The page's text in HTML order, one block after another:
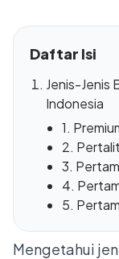
Daftar Isi
Jenis-Jenis
Indonesia
1.
2.
3.
4.
5.
Mengetahui